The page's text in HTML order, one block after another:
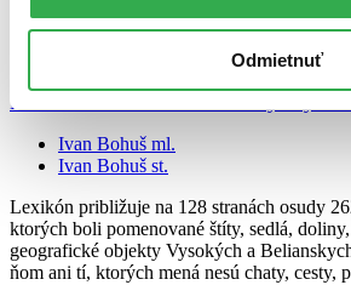
Odmietnuť
Lexikón - Osobnosti v názvoch Vysokých
Ivan Bohuš ml.
Ivan Bohuš st.
Lexikón približuje na 128 stranách osudy
ktorých boli pomenované štíty, sedlá,
geografické objekty Vysokých a
ňom ani tí, ktorých mená nesú chaty, cesty,